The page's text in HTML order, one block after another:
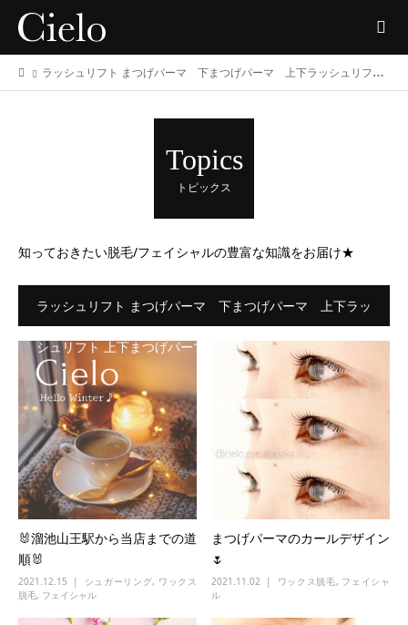
ラッシュリフト まつげパーマ 下まつげパーマ 上下ラッシュリフト 上下まつげパーマ
Topics
トピックス
知っておきたい脱毛/フェイシャルの豊富な知識をお届け★
ラッシュリフト まつげパーマ 下まつげパーマ 上下ラッ
シュリフト 上下まつげパーマ
🐰溜池山王駅から当店までの道
順🐰
2021.12.15 シュガーリング, ワックス
脱毛, フェイシャル
まつげパーマのカールデザイン
🌷
2021.11.02 ワックス脱毛, フェイシャ
ル